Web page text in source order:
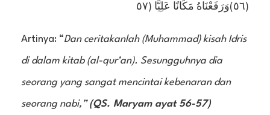
(٥٦)وَرَفَعْنَاهُ مَكَانًا عَلِيًّا (٥٧
Artinya: “Dan ceritakanlah (Muhammad) kisah Idris
di dalam kitab (al-qur’an). Sesungguhnya dia
seorang yang sangat mencintai kebenaran dan
seorang nabi,” (QS. Maryam ayat 56-57)